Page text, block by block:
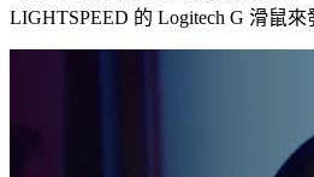
LIGHTSPEED 的 Logitech G 滑鼠來